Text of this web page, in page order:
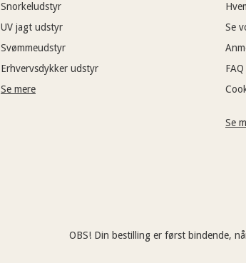
Snorkeludstyr
UV jagt udstyr
Svømmeudstyr
Erhvervsdykker udstyr
Se mere
Se
Se
OBS! Din bestilling er først bindende,